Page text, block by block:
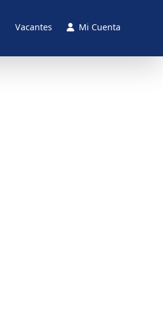
Vacantes Mi Cuenta